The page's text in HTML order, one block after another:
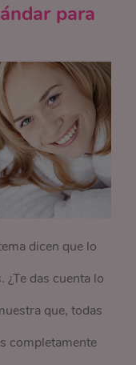
para
dicen que lo
das cuenta lo
que, todas
completamente